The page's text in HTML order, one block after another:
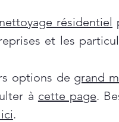
nettoyage résidentiel
et les
options de grand
à cette page.
.